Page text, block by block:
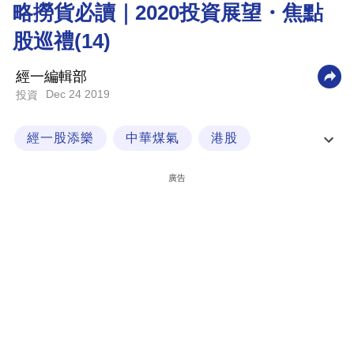
業
科
職
略撈貨必讀｜2020投資展望・焦點
股巡禮(14)
經一編輯部
投資 Dec 24 2019
經一股添樂 中華煤氣 港股
廣告